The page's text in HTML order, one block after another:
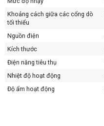
Khoảng cách giữa các cổng dò
tối thiểu
Nguồn điện
Kích thước
Điện năng tiêu thụ
Nhiệt độ hoạt động
Độ ẩm hoạt động